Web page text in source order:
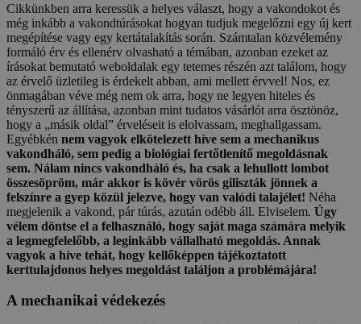
Cikkünkben arra keressük a helyes választ, hogy a vakondokot és
még inkább a vakondtúrásokat hogyan tudjuk megelőzni egy új kert
megépítése vagy egy kertátalakítás során. Számtalan közvélemény
formáló érv és ellenérv olvasható a témában, azonban ezeket az
írásokat bemutató weboldalak egy tetemes részén azt találom, hogy
az érvelő üzletileg is érdekelt abban, ami mellett érvvel! Nos, ez
önmagában véve még nem ok arra, hogy ne legyen hiteles és
tényszerű az állítása, azonban mint tudatos vásárlót arra ösztönöz,
hogy a „másik oldal” érveléseit is elolvassam, meghallgassam.
Egyébkén nem vagyok elkötelezett híve sem a mechanikus
vakondháló, sem pedig a biológiai fertőtlenítő megoldásnak
sem. Nálam nincs vakondháló és, ha csak a lehullott lombot
összesöpröm, már akkor is kövér vörös giliszták jönnek a
felszínre a gyep közül jelezve, hogy van valódi talajélet! Néha
megjelenik a vakond, pár túrás, azután odébb áll. Elviselem. Úgy
vélem döntse el a felhasználó, hogy saját maga számára melyik
a legmegfelelőbb, a leginkább vállalható megoldás. Annak
vagyok a híve tehát, hogy kellőképpen tájékoztatott
kerttulajdonos helyes megoldást találjon a problémájára!
A mechanikai védekezés